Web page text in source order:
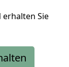
erhalten Sie